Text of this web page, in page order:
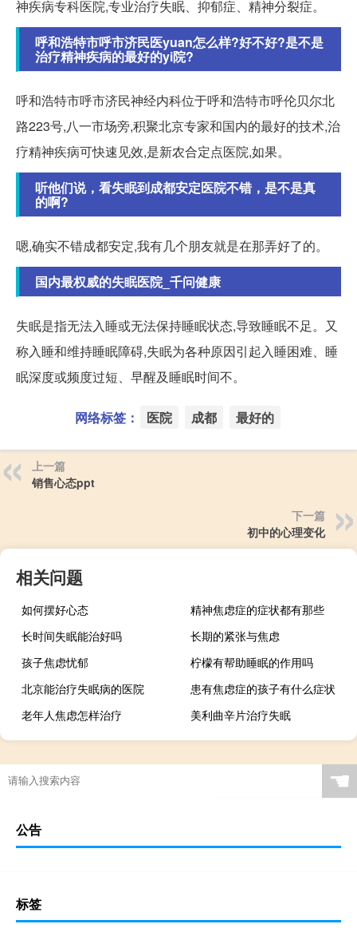
神疾病专科医院,专业治疗失眠、抑郁症、精神分裂症。
呼和浩特市呼市济民医yuan怎么样?好不好?是不是
治疗精神疾病的最好的yi院?
呼和浩特市呼市济民神经内科位于呼和浩特市呼伦贝尔北
路223号,八一市场旁,积聚北京专家和国内的最好的技术,治
疗精神疾病可快速见效,是新农合定点医院,如果。
听他们说，看失眠到成都安定医院不错，是不是真
的啊?
嗯,确实不错成都安定,我有几个朋友就是在那弄好了的。
国内最权威的失眠医院_千问健康
失眠是指无法入睡或无法保持睡眠状态,导致睡眠不足。又
称入睡和维持睡眠障碍,失眠为各种原因引起入睡困难、睡
眠深度或频度过短、早醒及睡眠时间不。
网络标签： 医院 成都 最好的
上一篇
销售心态ppt
下一篇
初中的心理变化
相关问题
如何摆好心态
精神焦虑症的症状都有那些
长时间失眠能治好吗
长期的紧张与焦虑
孩子焦虑忧郁
柠檬有帮助睡眠的作用吗
北京能治疗失眠病的医院
患有焦虑症的孩子有什么症状
老年人焦虑怎样治疗
美利曲辛片治疗失眠
☚
公告
标签